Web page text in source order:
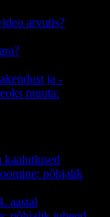
arvutis?
ja -
muuta:
kaalutlused
põhjalik
aastal